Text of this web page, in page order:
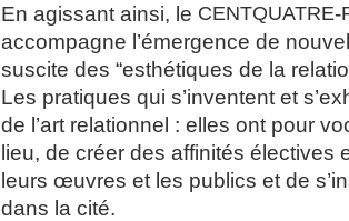
En agissant ainsi, le CENTQUATRE-
accompagne l’émergence de
suscite des “esthétiques de la
Les pratiques qui s’inventent et
de l’art relationnel : elles ont pour
lieu, de créer des affinités électives
leurs œuvres et les publics et de
dans la cité.